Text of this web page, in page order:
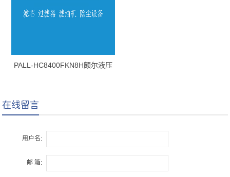
PALL-HC8400FKN8H颇尔液压
在线留言
用户名:
邮 箱: